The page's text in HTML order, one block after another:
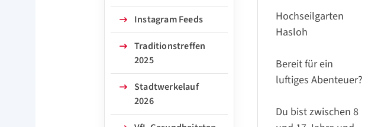
Hochseilgarten
Hasloh
Bereit für ein
luftiges Abenteuer?
Du bist zwischen 8
Instagram Feeds
Traditionstreffen
2025
Stadtwerkelauf
2026